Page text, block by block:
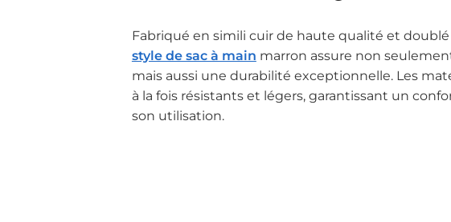
Fabriqué en simili cuir de haute qualité et
style de sac à main marron assure non
mais aussi une durabilité exceptionnelle. Les
à la fois résistants et légers, garantissant un
son utilisation.